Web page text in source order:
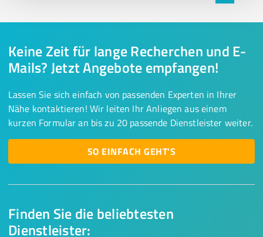
Finden Sie die beliebtesten
Dienstleister:
Keine Zeit für lange Recherchen und E-
Mails? Jetzt Angebote empfangen!
Lassen Sie sich einfach von passenden Experten in Ihrer
Nähe kontaktieren! Wir leiten Ihr Anliegen aus einem
kurzen Formular an bis zu 20 passende Dienstleister weiter.
SO EINFACH GEHT'S